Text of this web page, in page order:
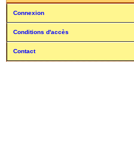
Connexion
Conditions d'accès
Contact